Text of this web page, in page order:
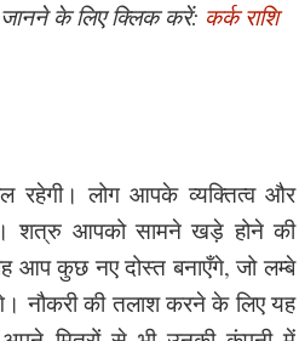
के लिए क्लिक करें: कर्क राशि
रहेगी। लोग आपके व्यक्तित्व और
शत्रु आपको सामने खड़े होने की
आप कुछ नए दोस्त बनाएँगे, जो लम्बे
नौकरी की तलाश करने के लिए यह